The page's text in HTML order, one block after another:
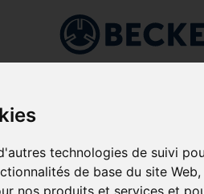
technologies de suivi
de base du site Web,
À VIS